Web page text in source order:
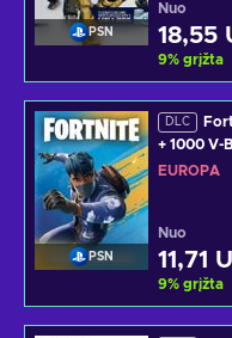
PSN
Nuo
18,55
9% grįžta
PSN
DLC
+ 1000 V-
EUROPA
Nuo
11,71
9% grįžta